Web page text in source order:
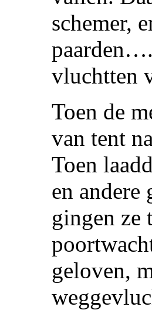
schemer,
vluchtten
Toen de
van tent
Toen
en andere
gingen ze
geloven,